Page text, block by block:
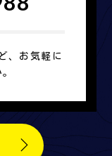
、お気軽に